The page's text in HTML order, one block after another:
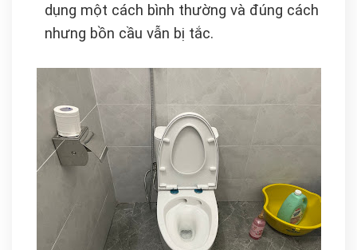
dụng một cách bình thường và đúng cách
nhưng bồn cầu vẫn bị tắc.